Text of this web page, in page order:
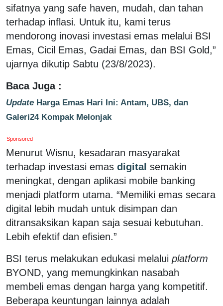
sifatnya yang safe haven, mudah, dan tahan
terhadap inflasi. Untuk itu, kami terus
mendorong inovasi investasi emas melalui BSI
Emas, Cicil Emas, Gadai Emas, dan BSI Gold,”
ujarnya dikutip Sabtu (23/8/2023).
Baca Juga :
Update Harga Emas Hari Ini: Antam, UBS, dan
Galeri24 Kompak Melonjak
Sponsored
Menurut Wisnu, kesadaran masyarakat
terhadap investasi emas digital semakin
meningkat, dengan aplikasi mobile banking
menjadi platform utama. “Memiliki emas secara
digital lebih mudah untuk disimpan dan
ditransaksikan kapan saja sesuai kebutuhan.
Lebih efektif dan efisien.”
BSI terus melakukan edukasi melalui platform
BYOND, yang memungkinkan nasabah
membeli emas dengan harga yang kompetitif.
Beberapa keuntungan lainnya adalah